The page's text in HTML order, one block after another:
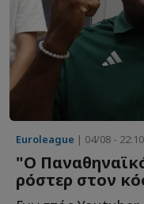
Euroleague | 04/08 - 22:10
"Ο
ρόστερ στον